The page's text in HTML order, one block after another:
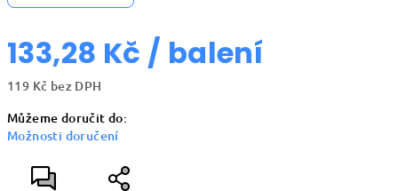
133,28 Kč / balení
119 Kč bez DPH
cena:
Můžeme doručit do:
Možnosti doručení